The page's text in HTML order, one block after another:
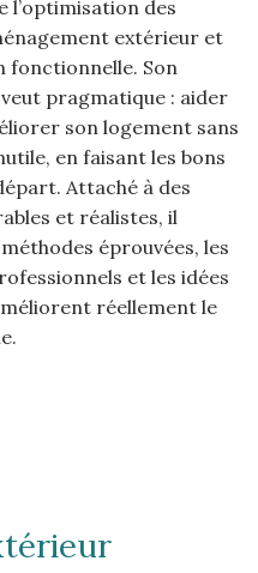
l’optimisation des
extérieur et
fonctionnelle. Son
pragmatique : aider
son logement sans
en faisant les bons
Attaché à des
et réalistes, il
éprouvées, les
et les idées
réellement le